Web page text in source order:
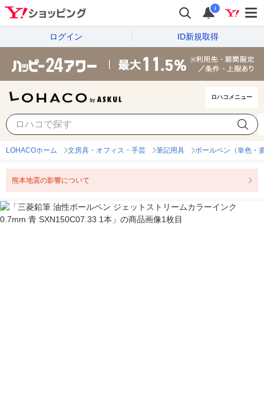
i
ログイン ID新規取得
ロハコメニュー
LOHACOホーム 文房具・オフィス・手芸 筆記用具 ボールペン（単色・
熊本地震の影響について